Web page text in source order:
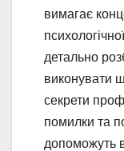
вимагає
детально
виконувати
секрети
помилки та
допоможуть